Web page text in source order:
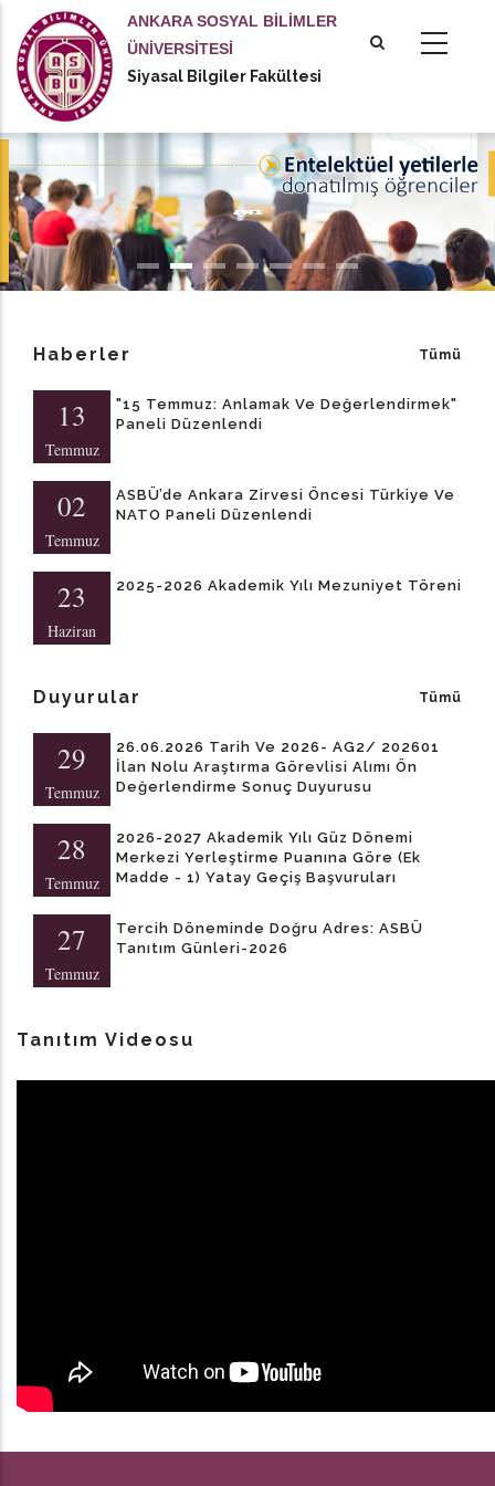
içeriğe
atla
ANKARA SOSYAL BİLİMLER
ÜNİVERSİTESİ
Siyasal Bilgiler Fakültesi
actions
Haberler Tümü
13
Temmuz
"15 Temmuz: Anlamak Ve Değerlendirmek"
Paneli Düzenlendi
02
Temmuz
ASBÜ’de Ankara Zirvesi Öncesi Türkiye Ve
NATO Paneli Düzenlendi
23
Haziran
2025-2026 Akademik Yılı Mezuniyet Töreni
Duyurular Tümü
29
Temmuz
26.06.2026 Tarih Ve 2026- AG2/ 202601
İlan Nolu Araştırma Görevlisi Alımı Ön
Değerlendirme Sonuç Duyurusu
28
Temmuz
2026-2027 Akademik Yılı Güz Dönemi
Merkezi Yerleştirme Puanına Göre (Ek
Madde - 1) Yatay Geçiş Başvuruları
27
Temmuz
Tercih Döneminde Doğru Adres: ASBÜ
Tanıtım Günleri-2026
Tanıtım Videosu